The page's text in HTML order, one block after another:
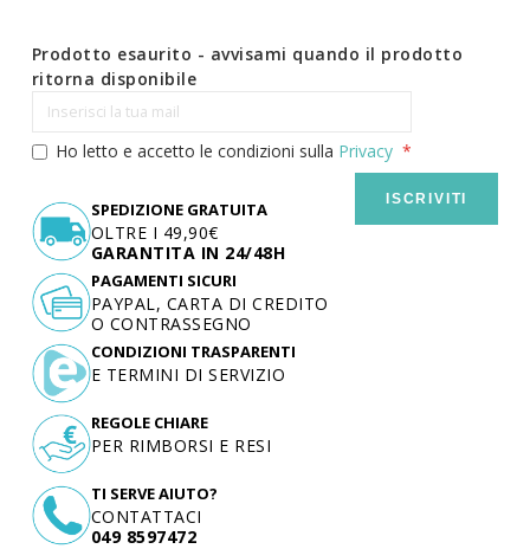
Prodotto esaurito - avvisami quando il prodotto
ritorna disponibile
Ho letto e accetto le condizioni sulla Privacy
ISCRIVITI
SPEDIZIONE GRATUITA
OLTRE I 49,90€
GARANTITA IN 24/48H
TI SERVE AIUTO?
CONTATTACI
049 8597472
PAGAMENTI SICURI
PAYPAL, CARTA DI CREDITO
O CONTRASSEGNO
CONDIZIONI TRASPARENTI
E TERMINI DI SERVIZIO
REGOLE CHIARE
PER RIMBORSI E RESI